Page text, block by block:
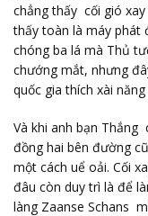
chẳng thấy cối gió
thấy toàn là máy phát
chóng ba lá mà Thủ
chướng mắt, nhưng
quốc gia thích xài
Và khi anh bạn
đồng hai bên đường
một cách uể oải. Cối
đâu còn duy trì là để
làng Zaanse Schans